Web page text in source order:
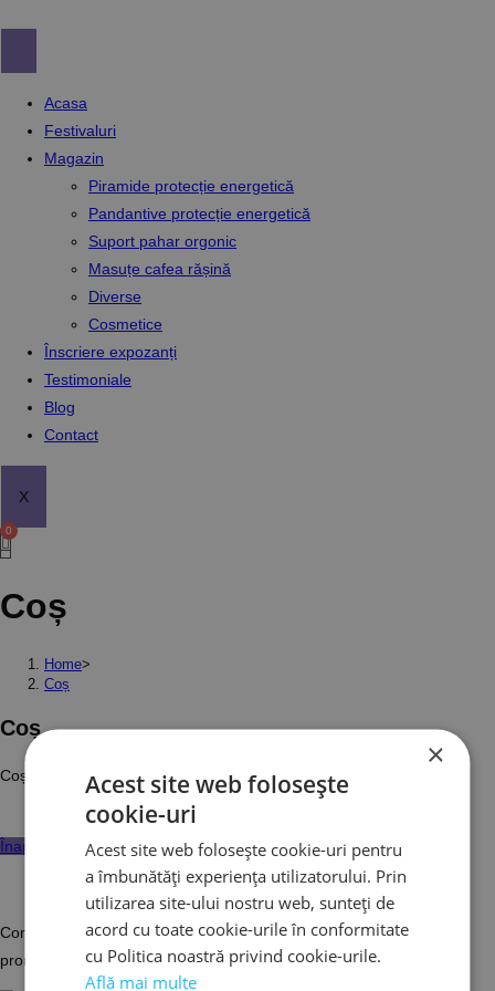
Acasa
Festivaluri
Magazin
Piramide protecție energetică
Pandantive protecție energetică
Suport pahar orgonic
Masuțe cafea rășină
Diverse
Cosmetice
Înscriere expozanți
Testimoniale
Blog
Contact
X
Coș
Home>
Coș
Coș
Coșul tău este în prezent gol.
Înapoi la magazin
Construim împreună cel mai complex festival din România, care
promovează un stil de viață sănătos.
×
Acest site web folosește
cookie-uri
Acest site web folosește cookie-uri pentru
a îmbunătăți experiența utilizatorului. Prin
utilizarea site-ului nostru web, sunteți de
acord cu toate cookie-urile în conformitate
cu Politica noastră privind cookie-urile.
Află mai multe